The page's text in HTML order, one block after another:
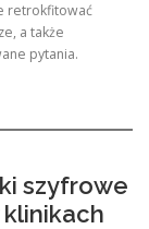
retrokfitować
a także
pytania.
szyfrowe
klinikach